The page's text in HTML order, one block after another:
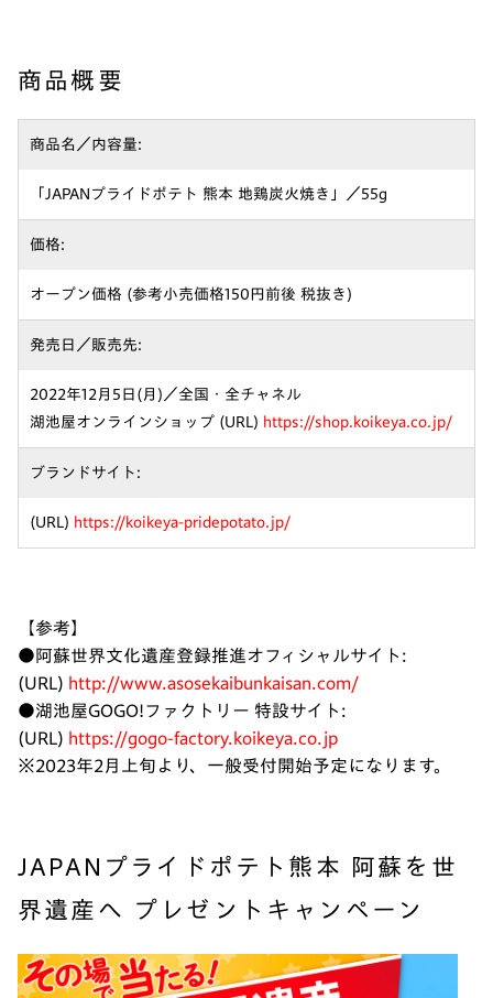
商品概要
商品名／内容量:
「JAPANプライドポテト 熊本 地鶏炭火焼き」／55g
価格:
オープン価格 (参考小売価格150円前後 税抜き)
発売日／販売先:
2022年12月5日(月)／全国・全チャネル
湖池屋オンラインショップ (URL) https://shop.koikeya.co.jp/
ブランドサイト:
(URL) https://koikeya-pridepotato.jp/
【参考】
●阿蘇世界文化遺産登録推進オフィシャルサイト:
(URL) http://www.asosekaibunkaisan.com/
●湖池屋GOGO!ファクトリー 特設サイト:
(URL) https://gogo-factory.koikeya.co.jp
※2023年2月上旬より、一般受付開始予定になります。
JAPANプライドポテト熊本 阿蘇を世
界遺産へ プレゼントキャンペーン